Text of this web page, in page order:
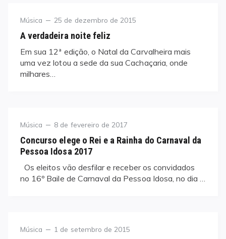
Category
Música
Posted
25 de dezembro de 2015
A verdadeira noite feliz
Em sua 12ª edição, o Natal da Carvalheira mais
uma vez lotou a sede da sua Cachaçaria, onde
milhares…
Category
Música
Posted
8 de fevereiro de 2017
Concurso elege o Rei e a Rainha do Carnaval da
Pessoa Idosa 2017
Os eleitos vão desfilar e receber os convidados
no 16º Baile de Carnaval da Pessoa Idosa, no dia …
Category
Música
Posted
1 de setembro de 2015